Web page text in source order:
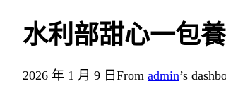
水利部甜心一包
2026 年 1 月 9 日 From admin’s